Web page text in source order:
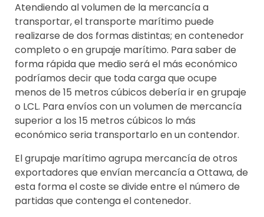
Atendiendo al volumen de la mercancía a
transportar, el transporte marítimo puede
realizarse de dos formas distintas; en contenedor
completo o en grupaje marítimo. Para saber de
forma rápida que medio será el más económico
podríamos decir que toda carga que ocupe
menos de 15 metros cúbicos debería ir en grupaje
o LCL. Para envíos con un volumen de mercancía
superior a los 15 metros cúbicos lo más
económico seria transportarlo en un contendor.
El grupaje marítimo agrupa mercancía de otros
exportadores que envían mercancía a Ottawa, de
esta forma el coste se divide entre el número de
partidas que contenga el contenedor.